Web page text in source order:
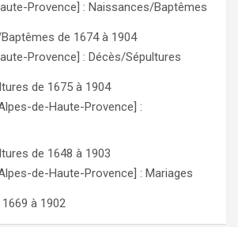
Provence] : Naissances/Baptêmes
de 1674 à 1904
Provence] : Décès/Sépultures
de 1675 à 1904
de-Haute-Provence] :
de 1648 à 1903
de-Haute-Provence] : Mariages
à 1902